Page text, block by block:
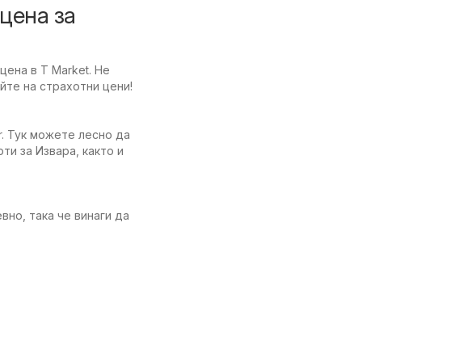
за
в T Market. Не
на страхотни цени!
Тук можете лесно да
за Извара, както и
така че винаги да